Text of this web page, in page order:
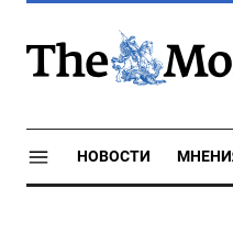
НОВОСТИ